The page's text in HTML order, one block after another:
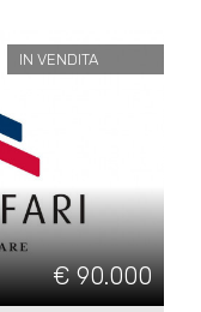
IN VENDITA
€ 90.000